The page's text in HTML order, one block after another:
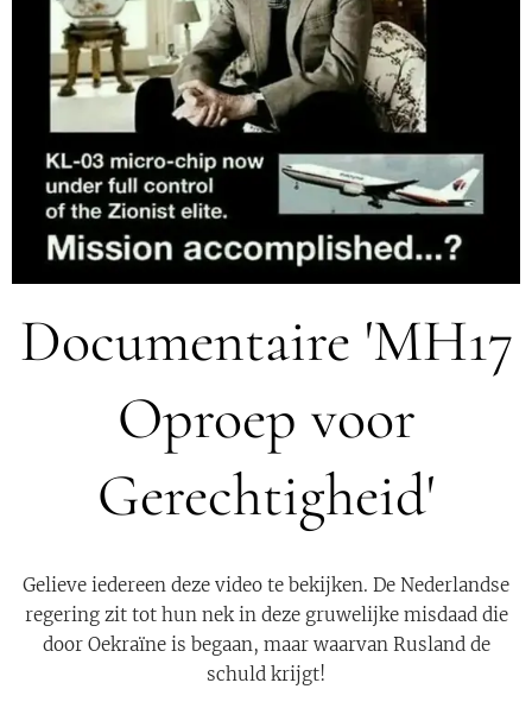
Documentaire 'MH17
Oproep voor
Gerechtigheid'
Gelieve iedereen deze video te bekijken. De Nederlandse
regering zit tot hun nek in deze gruwelijke misdaad die
door Oekraïne is begaan, maar waarvan Rusland de
schuld krijgt!